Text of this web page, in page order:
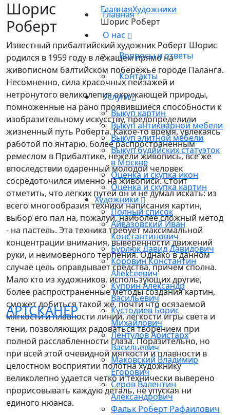
АРТСКАНЕР
Главная
О нас
Вопросы и ответы
Контакты
Услуги
Выкуп картин
Выкуп антикварной мебели
Выкуп элитной мебели
Выкуп будийских статуэток
в Москве
Оценка и скупка икон
Оценка и скупка картин
Художники
Полный список
Айвазовский Иван
Константинович
Бурлюк Давид Давидович
Коровин Константин
Алексеевич
Куприн Александр
Васильевич
Кустодиев Борис
Михайлович
Лентулов Аристарх
Васильевич
Маковский Владимир
Егорович
Серов Валентин
Александрович
Фальк Роберт Рафаилович
Шорис
Роберт
ГлавнаяХудожники
Шорис Роберт
Известный прибалтийский художник Роберт Шорис
родился в 1959 году в лежащем прямо на
живописном балтийском побережье городе Паланга.
Несомненно, сила красочных пейзажей и
нетронутого великолепия окружающей природы,
помноженные на рано проявившиеся способности к
изобразительному искусству, предопределили
жизненный путь Роберта. Какое-то время, увлекаясь
работой по янтарю, более распространенным
ремеслом в Прибалтике, нежели живопись, все же
впоследствии одаренный молодой человек
сосредоточился именно на живописи. Стоит
отметить, что легких путей он и не думал искать: из
всего многообразия техники написания картин,
выбор его пал на, пожалуй, наиболее сложный метод
- на пастель. Эта техника требует максимальной
концентрации внимания, выверенности движений
руки, и неимоверного терпения. Однако в данном
случае цель оправдывает средства, причем сполна.
Мало кто из художников, использующих другие,
более распространенные методы создания картин,
сможет добиться такой же, почти что осязаемой
мягкости и плавности линий, легкости игры света и
тени, позволяющих радоваться творением при
полной расслабленности глаза. Поразительно, но
при всей этой очевидной мягкости и плавности в
целостном восприятии полотна художнику
великолепно удается четко и технически выверено
прорисовывать каждую деталь, не упуская ни
единого нюанса.